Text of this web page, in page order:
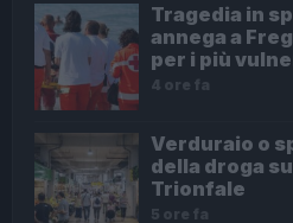
Tragedia in
annega a
per i più
4 ore fa
Verduraio o
della droga
Trionfale
5 ore fa